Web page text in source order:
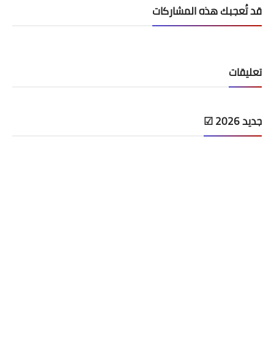
قد تُعجبك هذه المشاركات
تعليقات
جديد 2026 ☑